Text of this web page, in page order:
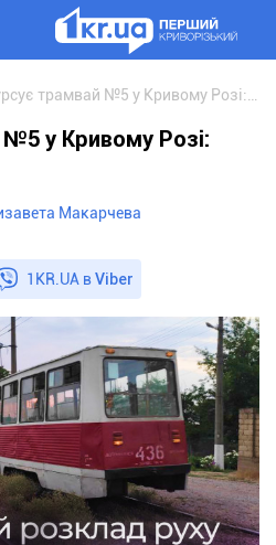
у Кривому Розі:
Макарчева
1KR.UA вViber